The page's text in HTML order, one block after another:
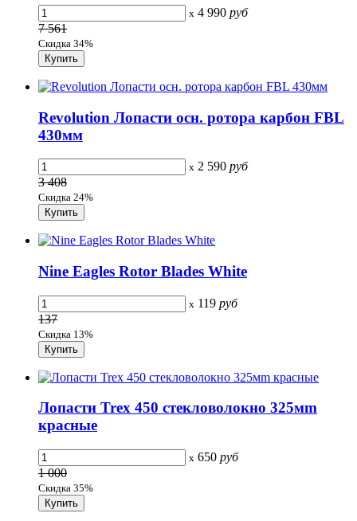
x 4 990 руб
7 561
Скидка 34%
Revolution Лопасти осн. ротора карбон FBL
430мм
x 2 590 руб
3 408
Скидка 24%
Nine Eagles Rotor Blades White
x 119 руб
137
Скидка 13%
Лопасти Trex 450 стекловолокно 325мm
красные
x 650 руб
1 000
Скидка 35%